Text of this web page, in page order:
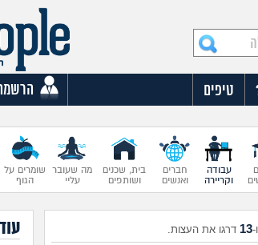
טיפים
עבודה
וקריירה
חברים
ואנשים
בית, שכנים
ושותפים
מה שעובר
עליי
שומרים על
הגוף
13 דרגו את העצות.